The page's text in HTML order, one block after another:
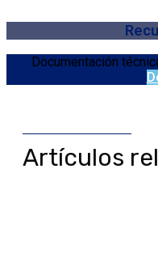
Documentación
Artículos